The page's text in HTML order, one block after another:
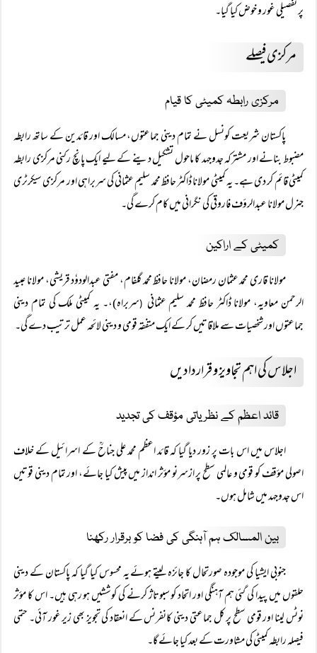
پر تفصیلی غور و خوض کیا گیا۔
مرکزی فیصلے
مرکزی رابطہ کمیٹی کا قیام
پاکستان شریعت کونسل نے تمام دینی جماعتوں، مسالک اور قائدین کے ساتھ رابطہ
مضبوط بنانے اور مشترکہ جدوجہد کا ماحول تشکیل دینے کے لیے ایک پانچ رکنی مرکزی رابطہ
کمیٹی قائم کر دی ہے۔ یہ کمیٹی مولانا ڈاکٹر حافظ محمد سلیم عثمانی کی سربراہی اور مرکزی سیکرٹری
جنرل مولانا عبدالرؤف فاروقی کی نگرانی میں کام کرے گی۔
کمیٹی کے اراکین
مولانا قاری محمد عثمان رمضان، مولانا حافظ محمد گلفام، مفتی عبدالودوٗد قریشی، مولانا عبید
الرحمن معاویہ، مولانا ڈاکٹر حافظ محمد سلیم عثمانی (سربراہ)،۔ یہ کمیٹی ملک کی تمام دینی
جماعتوں اور شخصیات سے ملاقاتیں کر کے ایک متفقہ قومی و دینی لائحہ عمل ترتیب دے گی۔
اجلاس کی اہم تجاویز و قراردادیں
قائد اعظم کے نظریاتی مؤقف کی تجدید
اجلاس میں اس بات پر زور دیا گیا کہ قائد اعظم محمد علی جناحؒ کے اسرائیل کے خلاف
اصولی مؤقف کو قومی و عالمی سطح پر ازسرنو مؤثر انداز میں پیش کیا جائے، اور تمام دینی قوتیں
اس جدوجہد میں شامل ہوں۔
بین المسالک ہم آہنگی کی فضا کو برقرار رکھنا
جنوبی ایشیا کی موجودہ صورتحال کا جائزہ لیتے ہوئے یہ محسوس کیا گیا کہ پاکستان کے دینی
حلقوں میں پیدا کی گئی ہم آہنگی اور اتحاد کو سبوتاژ کرنے کی کوششیں ہو رہی ہیں۔ اس کا مؤثر
نوٹس لینا اور قومی سطح پر کل جماعتی دینی کانفرنس کے انعقاد کی تجویز بھی زیر غور آئی۔ حتمی
فیصلہ رابطہ کمیٹی کی مشاورت کے بعد کیا جائے گا۔